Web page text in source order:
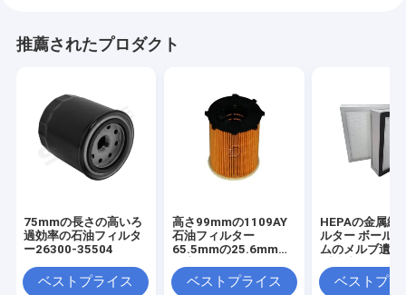
推薦されたプロダクト
75mmの長さの高いろ
過効率の石油フィルタ
ー26300-35504
ベストプライス
高さ99mmの1109AY
石油フィルター
65.5mmの25.6mm外
ベストプライス
HEPAの金属繊
ルター ボール
ムのメルブ遺
つけられた空気
ベストプラ